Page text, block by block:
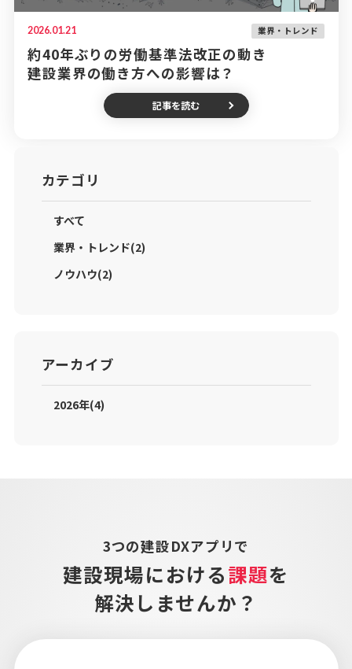
2026.01.21 業界・トレンド
約40年ぶりの労働基準法改正の動き
建設業界の働き方への影響は？
記事を読む
カテゴリ
すべて
業界・トレンド(2)
ノウハウ(2)
アーカイブ
2026年(4)
3つの建設DXアプリで
建設現場における課題を
解決しませんか？